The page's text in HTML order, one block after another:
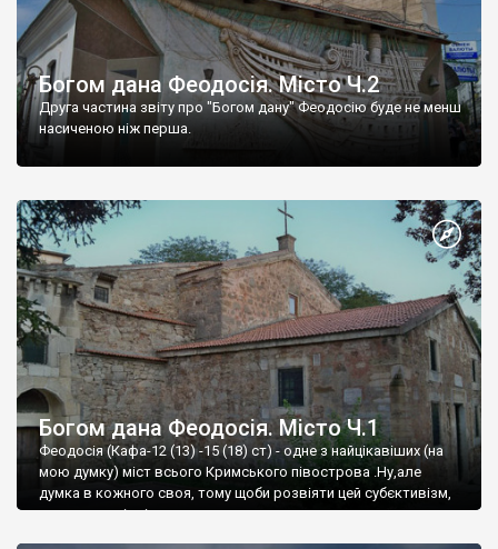
Богом дана Феодосія. Місто Ч.2
Друга частина звіту про "Богом дану" Феодосію буде не менш
насиченою ніж перша.
Богом дана Феодосія. Місто Ч.1
Феодосія (Кафа-12 (13) -15 (18) ст) - одне з найцікавіших (на
мою думку) міст всього Кримського півострова .Ну,але
думка в кожного своя, тому щоби розвіяти цей субєктивізм,
запрошую відвідати це